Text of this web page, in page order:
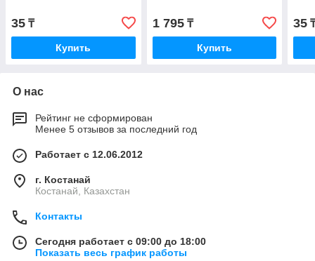
35 ₸
Купить
1 795₸
Купить
35
О нас
Рейтинг не сформирован
Менее 5 отзывов за последний год
Работает с 12.06.2012
г. Костанай
Костанай, Казахстан
Контакты
Сегодня работает с 09:00 до 18:00
Показать весь график работы